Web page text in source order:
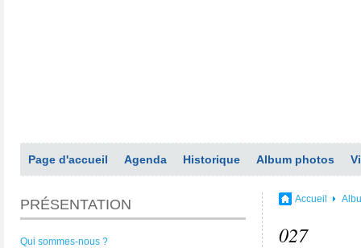
Page d'accueil Agenda Historique Album photos
PRÉSENTATION
Qui sommes-nous ?
Accueil
027